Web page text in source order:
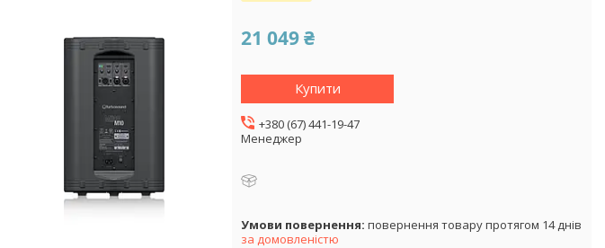
21 049 ₴
Купити
+380 (67) 441-19-47
Менеджер
повернення товару протягом 14 днів
за домовленістю